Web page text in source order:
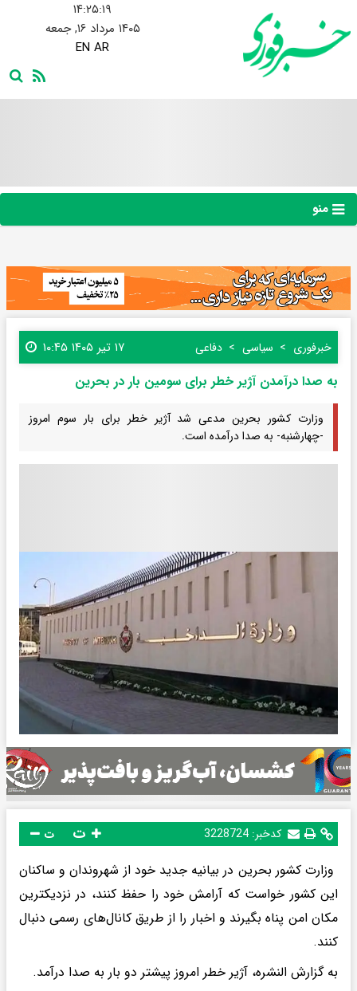
۱۴:۲۵:۲۰
۱۴۰۵ مرداد ۱۶, جمعه
EN AR
منو
خبرفوری سیاسی دفاعی ۱۷ تیر ۱۴۰۵ ۱۰:۴۵
به صدا درآمدن آژیر خطر برای سومین بار در بحرین
وزارت کشور بحرین مدعی شد آژیر خطر برای بار سوم امروز
-چهارشنبه- به صدا درآمده است.
کدخبر: 3228724 ت
وزارت کشور بحرین در بیانیه جدید خود از شهروندان و ساکنان
این کشور خواست که آرامش خود را حفظ کنند، در نزدیکترین
مکان امن پناه بگیرند و اخبار را از طریق کانال‌های رسمی دنبال
کنند.
به گزارش النشره، آژیر خطر امروز پیشتر دو بار به صدا درآمد.